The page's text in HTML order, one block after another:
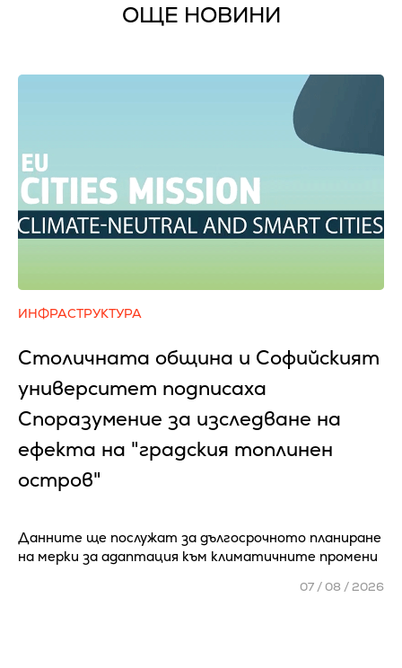
ОЩЕ НОВИНИ
ИНФРАСТРУКТУРА
Столичната община и Софийският
университет подписаха
Споразумение за изследване на
ефекта на "градския топлинен
остров"
Данните ще послужат за дългосрочното планиране
на мерки за адаптация към климатичните промени
07 / 08 / 2026